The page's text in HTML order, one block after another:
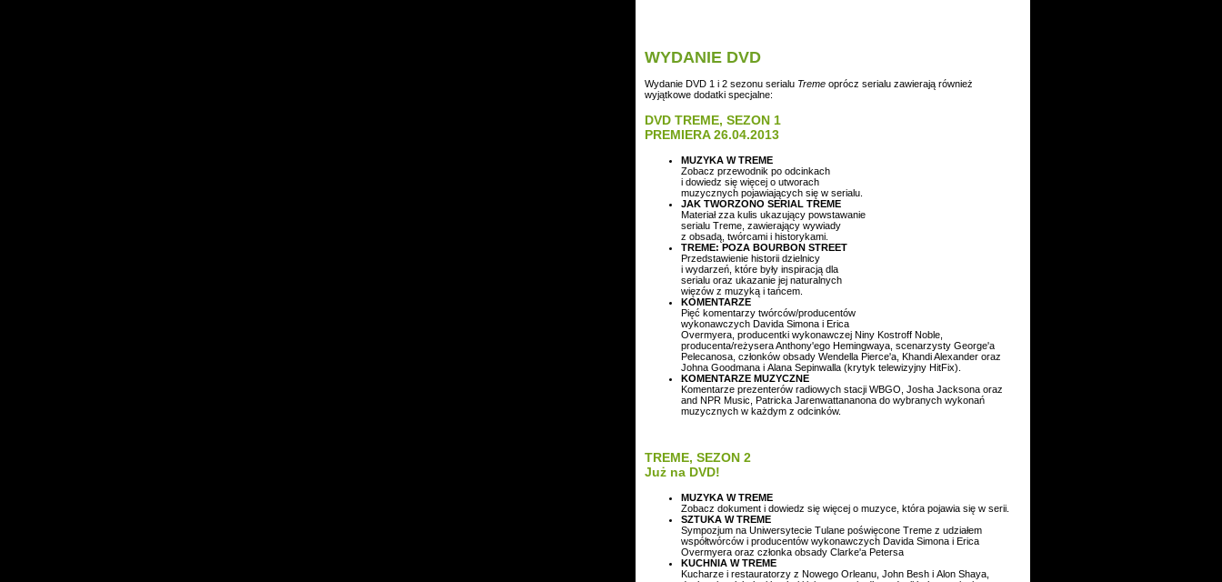
WYDANIE DVD
Wydanie DVD 1 i 2 sezonu serialu Treme oprócz serialu zawierają również
wyjątkowe dodatki specjalne:
DVD TREME, SEZON 1
PREMIERA 26.04.2013
MUZYKA W TREME
Zobacz przewodnik po odcinkach
i dowiedz się więcej o utworach
muzycznych pojawiających się w serialu.
JAK TWORZONO SERIAL TREME
Materiał zza kulis ukazujący powstawanie
serialu Treme, zawierający wywiady
z obsadą, twórcami i historykami.
TREME: POZA BOURBON STREET
Przedstawienie historii dzielnicy
i wydarzeń, które były inspiracją dla
serialu oraz ukazanie jej naturalnych
więzów z muzyką i tańcem.
KOMENTARZE
Pięć komentarzy twórców/producentów
wykonawczych Davida Simona i Erica
Overmyera, producentki wykonawczej Niny Kostroff Noble,
producenta/reżysera Anthony'ego Hemingwaya, scenarzysty George'a
Pelecanosa, członków obsady Wendella Pierce'a, Khandi Alexander oraz
Johna Goodmana i Alana Sepinwalla (krytyk telewizyjny HitFix).
KOMENTARZE MUZYCZNE
Komentarze prezenterów radiowych stacji WBGO, Josha Jacksona oraz
and NPR Music, Patricka Jarenwattananona do wybranych wykonań
muzycznych w każdym z odcinków.
TREME, SEZON 2
Już na DVD!
MUZYKA W TREME
Zobacz dokument i dowiedz się więcej o muzyce, która pojawia się w serii.
SZTUKA W TREME
Sympozjum na Uniwersytecie Tulane poświęcone Treme z udziałem
współtwórców i producentów wykonawczych Davida Simona i Erica
Overmyera oraz członka obsady Clarke'a Petersa
KUCHNIA W TREME
Kucharze i restauratorzy z Nowego Orleanu, John Besh i Alon Shaya,